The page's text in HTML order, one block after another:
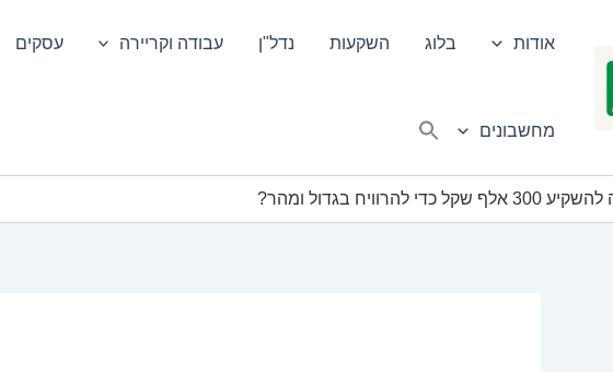
אודות בלוג השקעות נדל"ן עבודה וקריירה עסקים
מחשבונים
שקל כדי להרוויח בגדול ומהר?